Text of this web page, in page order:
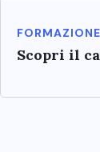
FORMAZIONE
Scopri il